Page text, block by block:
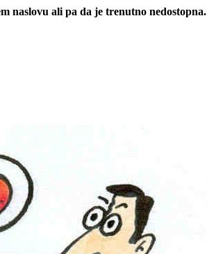
naslovu ali pa da je trenutno nedostopna.